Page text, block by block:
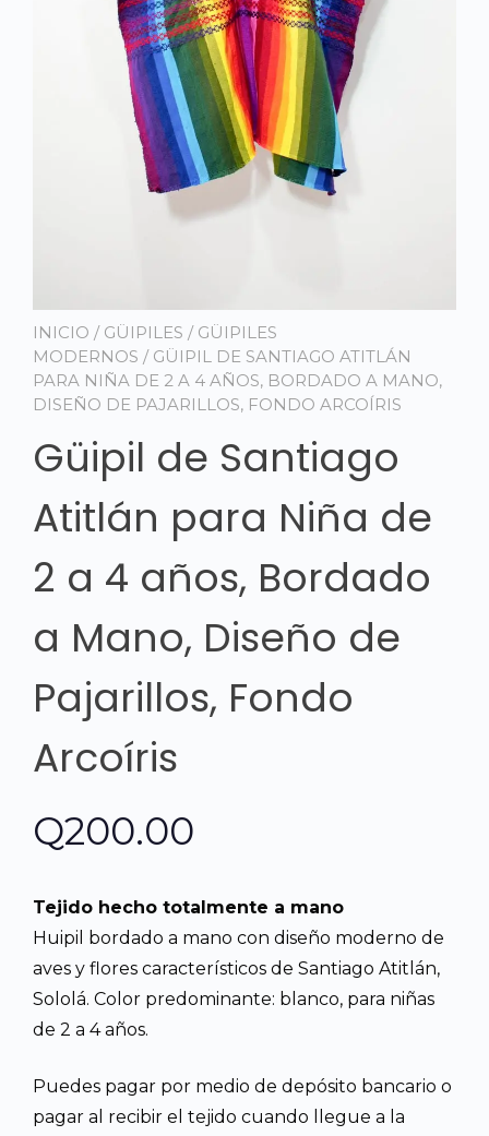
INICIO / GÜIPILES / GÜIPILES
MODERNOS / GÜIPIL DE SANTIAGO ATITLÁN
PARA NIÑA DE 2 A 4 AÑOS, BORDADO A MANO,
DISEÑO DE PAJARILLOS, FONDO ARCOÍRIS
Güipil de Santiago
Atitlán para Niña de
2 a 4 años, Bordado
a Mano, Diseño de
Pajarillos, Fondo
Arcoíris
Q200.00
Tejido hecho totalmente a mano
Huipil bordado a mano con diseño moderno de
aves y flores característicos de Santiago Atitlán,
Sololá. Color predominante: blanco, para niñas
de 2 a 4 años.
Puedes pagar por medio de depósito bancario o
pagar al recibir el tejido cuando llegue a la